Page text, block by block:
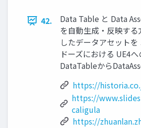
42.
Data Table と Data
を自動生成・反映す
したデータアセット
ドーズにおける UE4
DataTableから
https://
https://
caligula
https://